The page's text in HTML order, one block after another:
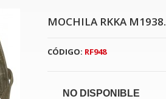
MOCHILA RKKA M1938.
CÓDIGO: RF948
NO DISPONIBLE